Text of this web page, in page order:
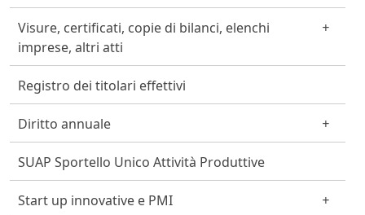
Visure, certificati, copie di bilanci, elenchi
imprese, altri atti
Registro dei titolari effettivi
Diritto annuale
SUAP Sportello Unico Attività Produttive
Start up innovative e PMI